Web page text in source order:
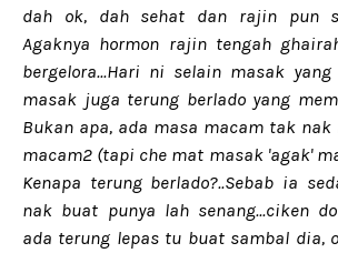
dah ok, dah sehat dan rajin pun
Agaknya hormon rajin tengah
bergelora...Hari ni selain masak
masak juga terung berlado yang
Bukan apa, ada masa macam tak
macam2 (tapi che mat masak 'agak'
Kenapa terung berlado?..Sebab ia
nak buat punya lah senang...ciken
ada terung lepas tu buat sambal dia,